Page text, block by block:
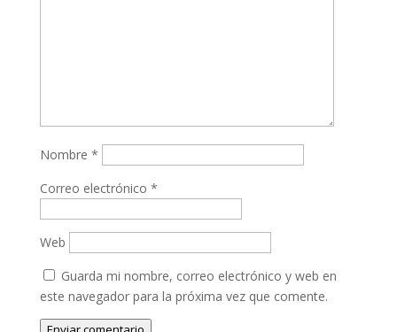
Nombre *
Correo electrónico *
Web
Guarda mi nombre, correo electrónico y web en
este navegador para la próxima vez que comente.